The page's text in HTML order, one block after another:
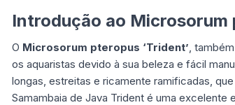
Introdução ao
O Microsorum pteropus ‘Trident’,
os aquaristas devido à sua beleza e fácil
longas, estreitas e ricamente ramificadas,
Samambaia de Java Trident é uma